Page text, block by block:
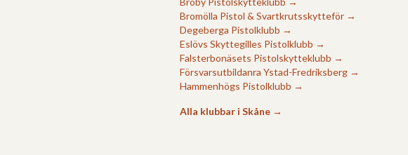
Bromölla Pistol & Svartkrutsskytteför →
Degeberga Pistolklubb →
Eslövs Skyttegilles Pistolklubb →
Falsterbonäsets Pistolskytteklubb →
Försvarsutbildanra Ystad-Fredriksberg →
Hammenhögs Pistolklubb →
Alla klubbar i Skåne →